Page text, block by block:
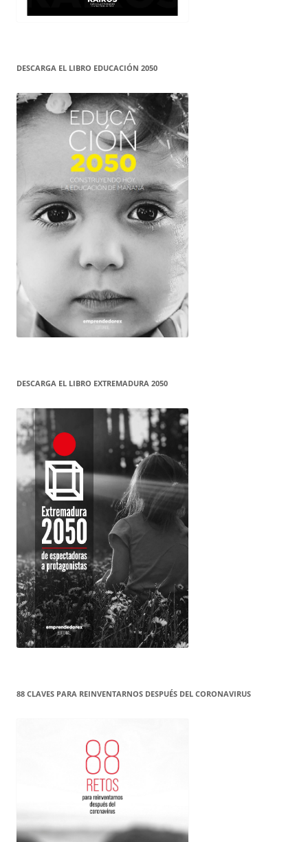
DESCARGA EL LIBRO EDUCACIÓN 2050
DESCARGA EL LIBRO EXTREMADURA 2050
88 CLAVES PARA REINVENTARNOS DESPUÉS DEL CORONAVIRUS